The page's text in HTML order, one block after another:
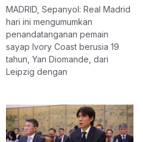
MADRID, Sepanyol: Real Madrid
hari ini mengumumkan
penandatanganan pemain
sayap Ivory Coast berusia 19
tahun, Yan Diomande, dari
Leipzig dengan